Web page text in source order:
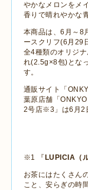
やかなメロンをメ
香りで晴れやかな
本商品は、6 月～ 8
ースクリフ(6 月 29
全4種類のオリジ
れ(2.5g ×8包) とな
す。
通販サイト「
葉原店舗「
2号店※3 」は6 月2
※1 『 LUPICIA （
お茶にはたくさん
こと、安らぎの時